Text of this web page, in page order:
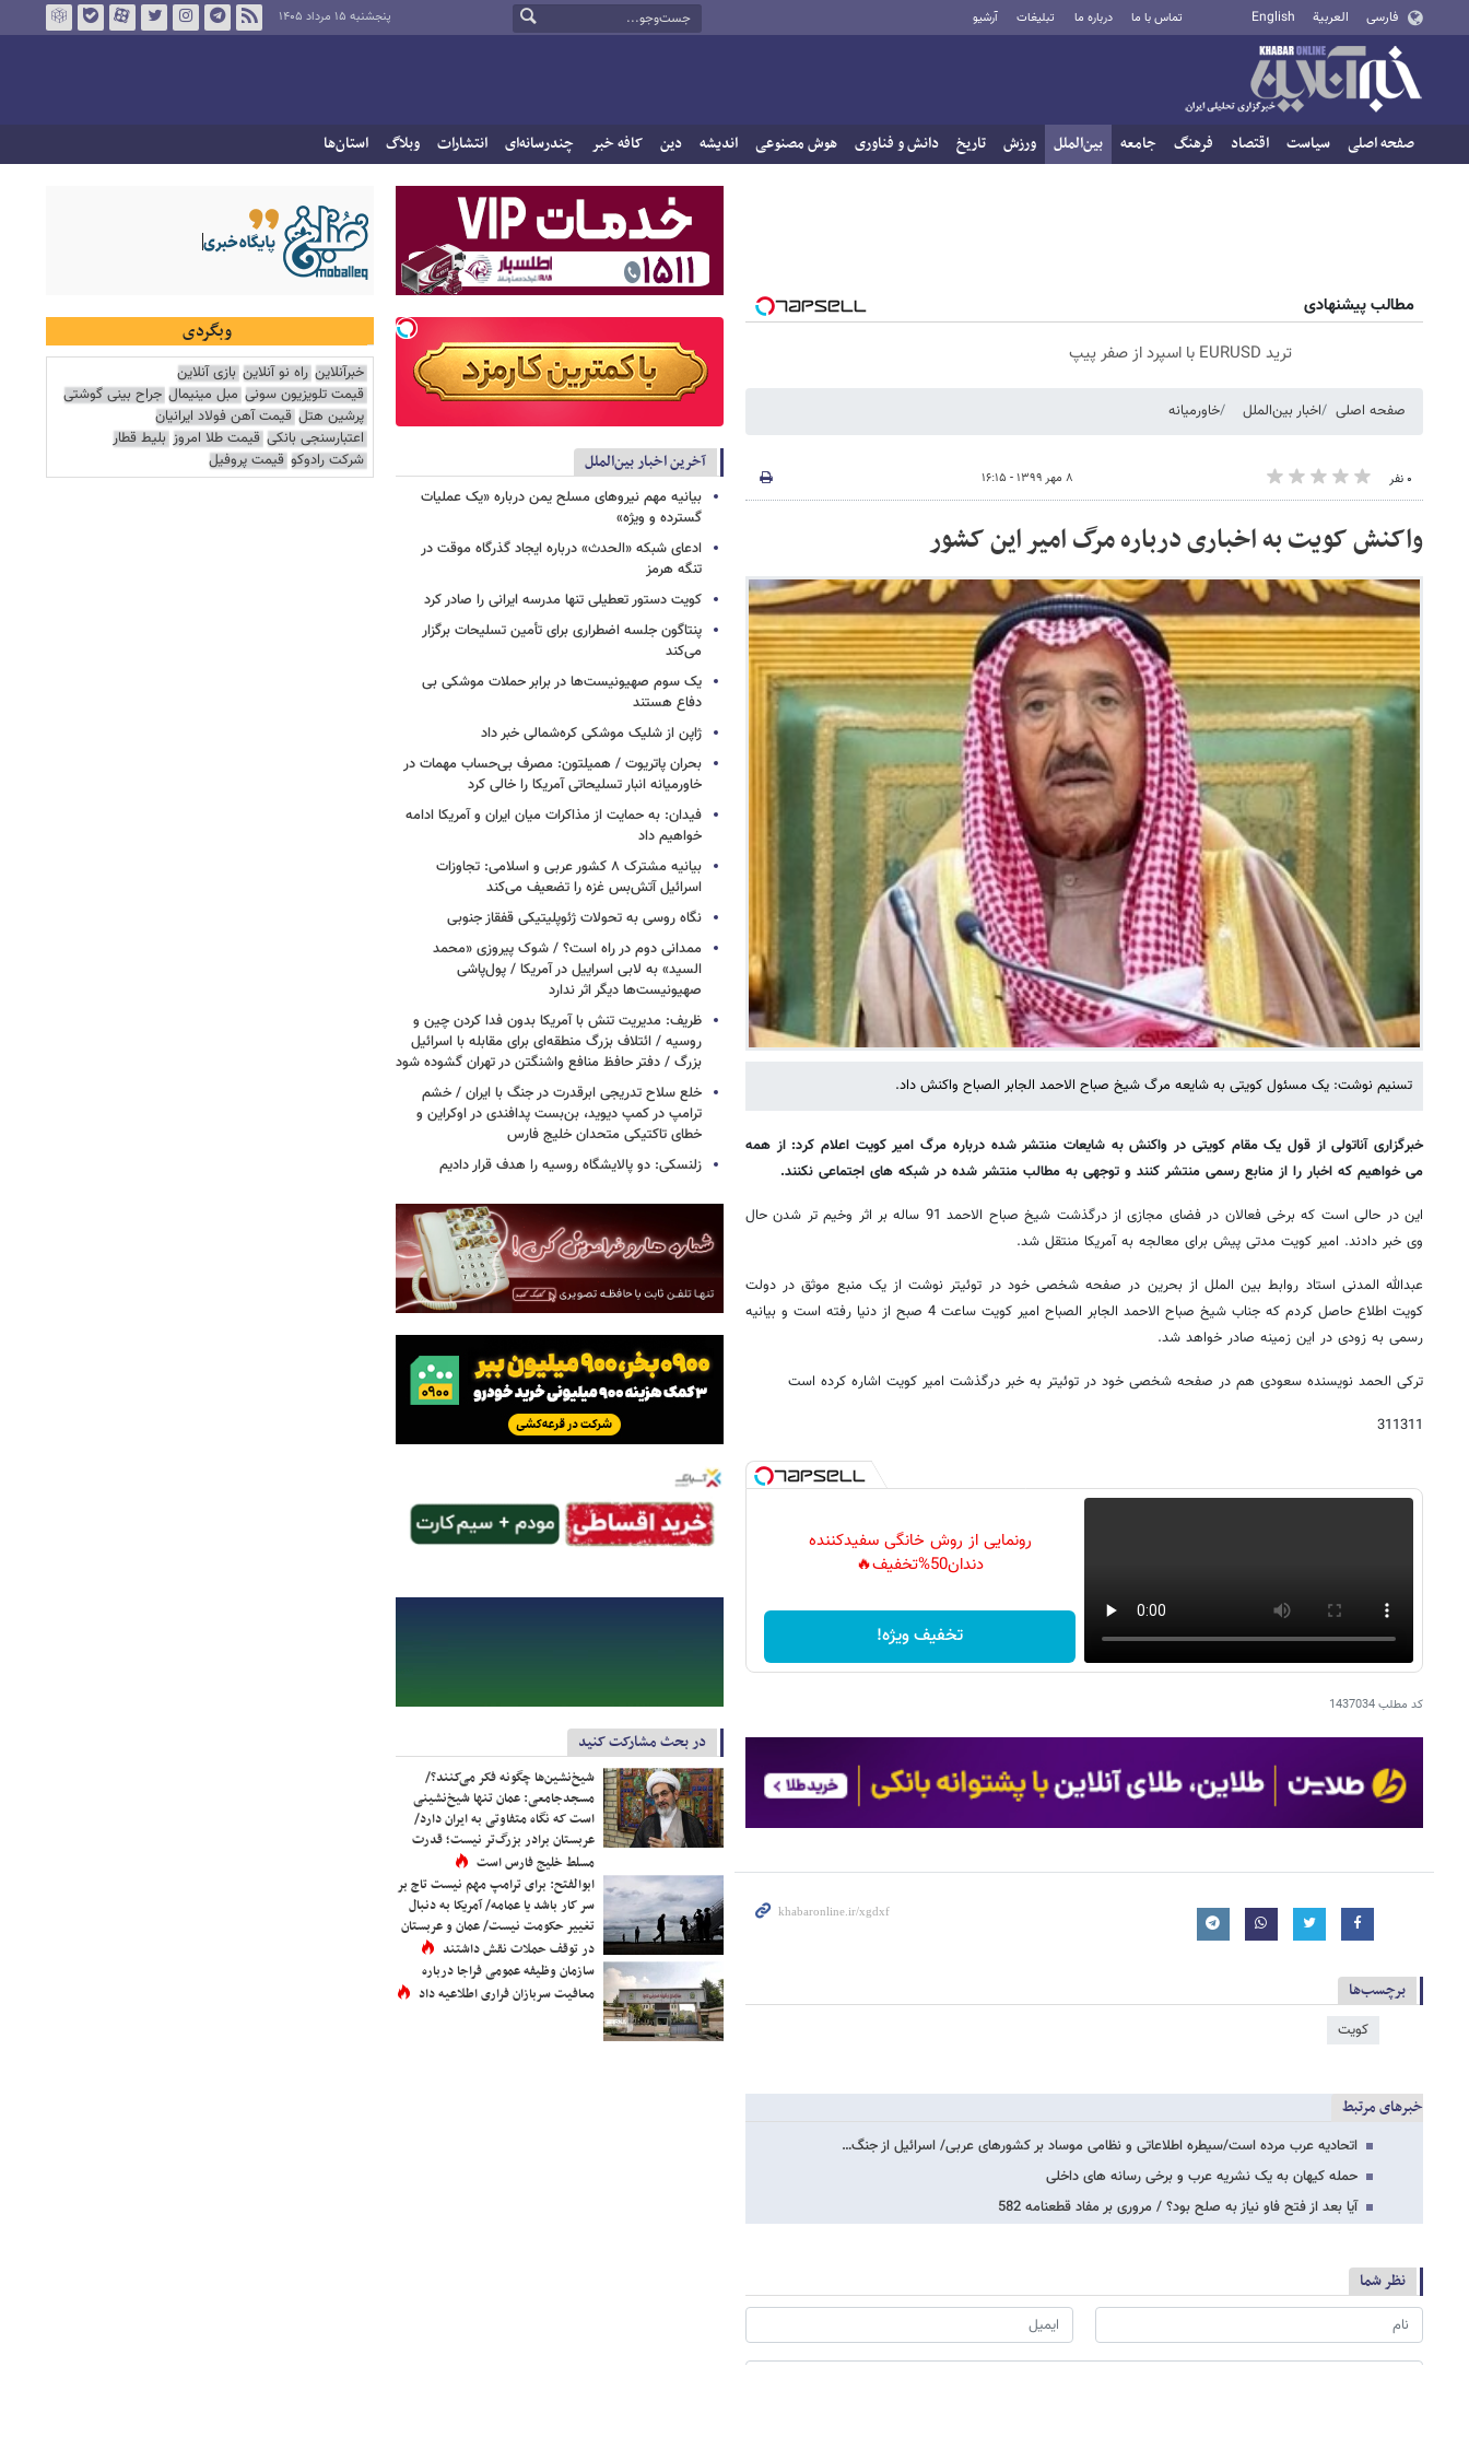
فارسی العربية English تماس با ما درباره ما تبلیغات آرشیو پنجشنبه ۱۵ مرداد ۱۴۰۵
صفحه اصلی سیاست اقتصاد فرهنگ جامعه بین‌الملل ورزش تاریخ دانش و فناوری هوش مصنوعی اندیشه دین کافه خبر چندرسانه‌ای انتشارات وبلاگ استان‌ها
مطالب پیشنهادی
ترید EURUSD با اسپرد از صفر پیپ
صفحه اصلی اخبار بین‌الملل خاورمیانه
۰ نفر ۸ مهر ۱۳۹۹ - ۱۶:۱۵
واکنش کویت به اخباری درباره مرگ امیر این کشور
تسنیم نوشت: یک مسئول کویتی به شایعه مرگ شیخ صباح الاحمد الجابر الصباح واکنش داد.
خبرگزاری آناتولی از قول یک مقام کویتی در واکنش به شایعات منتشر شده درباره مرگ امیر کویت اعلام کرد: از همه
می خواهیم که اخبار را از منابع رسمی منتشر کنند و توجهی به مطالب منتشر شده در شبکه های اجتماعی نکنند.
این در حالی است که برخی فعالان در فضای مجازی از درگذشت شیخ صباح الاحمد 91 ساله بر اثر وخیم تر شدن حال
وی خبر دادند. امیر کویت مدتی پیش برای معالجه به آمریکا منتقل شد.
عبدالله المدنی استاد روابط بین الملل از بحرین در صفحه شخصی خود در توئیتر نوشت از یک منبع موثق در دولت
کویت اطلاع حاصل کردم که جناب شیخ صباح الاحمد الجابر الصباح امیر کویت ساعت 4 صبح از دنیا رفته است و بیانیه
رسمی به زودی در این زمینه صادر خواهد شد.
ترکی الحمد نویسنده سعودی هم در صفحه شخصی خود در توئیتر به خبر درگذشت امیر کویت اشاره کرده است
311311
رونمایی از روش خانگی سفیدکننده
دندان50%تخفیف🔥
تخفیف ویژه!
کد مطلب1437034
برچسب‌ها
کویت
خبرهای مرتبط
اتحادیه عرب مرده است/سیطره اطلاعاتی و نظامی موساد بر کشورهای عربی/ اسرائیل از جنگ…
حمله کیهان به یک نشریه عرب و برخی رسانه های داخلی
آیا بعد از فتح فاو نیاز به صلح بود؟ / مروری بر مفاد قطعنامه 582
نظر شما
آخرین اخبار بین‌الملل
بیانیه مهم نیروهای مسلح یمن درباره «یک عملیات
گسترده و ویژه»
ادعای شبکه «الحدث» درباره ایجاد گذرگاه موقت در
تنگه هرمز
کویت دستور تعطیلی تنها مدرسه ایرانی را صادر کرد
پنتاگون جلسه اضطراری برای تأمین تسلیحات برگزار
می‌کند
یک‌ سوم صهیونیست‌ها در برابر حملات موشکی بی
دفاع هستند
ژاپن از شلیک موشکی کره‌شمالی خبر داد
بحران پاتریوت / همیلتون: مصرف بی‌حساب مهمات در
خاورمیانه انبار تسلیحاتی آمریکا را خالی کرد
فیدان: به حمایت از مذاکرات میان ایران و آمریکا ادامه
خواهیم داد
بیانیه مشترک ۸ کشور عربی و اسلامی: تجاوزات
اسرائیل آتش‌بس غزه را تضعیف می‌کند
نگاه روسی به تحولات ژئوپلیتیکی قفقاز جنوبی
ممدانی دوم در راه است؟ / شوک پیروزی «محمد
السید» به لابی اسراییل در آمریکا / پول‌پاشی
صهیونیست‌ها دیگر اثر ندارد
ظریف: مدیریت تنش با آمریکا بدون فدا کردن چین و
روسیه / ائتلاف بزرگ منطقه‌ای برای مقابله با اسرائیل
بزرگ / دفتر حافظ منافع واشنگتن در تهران گشوده شود
خلع سلاح تدریجی ابرقدرت در جنگ با ایران / خشم
ترامپ در کمپ دیوید، بن‌بست پدافندی در اوکراین و
خطای تاکتیکی متحدان خلیج فارس
زلنسکی: دو پالایشگاه روسیه را هدف قرار دادیم
در بحث مشارکت کنید
شیخ‌نشین‌ها چگونه فکر می‌کنند؟/
مسجدجامعی: عمان تنها شیخ‌نشینی
است که نگاه متفاوتی به ایران دارد/
عربستان برادر بزرگ‌تر نیست؛ قدرت
مسلط خلیج فارس است
ابوالفتح: برای ترامپ مهم نیست تاج بر
سر کار باشد یا عمامه/ آمریکا به دنبال
تغییر حکومت نیست/ عمان و عربستان
در توقف حملات نقش داشتند
سازمان وظیفه عمومی فراجا درباره
معافیت سربازان فراری اطلاعیه داد
وبگردی
خبرآنلاین راه نو آنلاین بازی آنلاین
قیمت تلویزیون سونی مبل مینیمال جراح بینی گوشتی
پرشین هتل قیمت آهن فولاد ایرانیان
اعتبارسنجی بانکی قیمت طلا امروز بلیط قطار
شرکت رادوکو قیمت پروفیل